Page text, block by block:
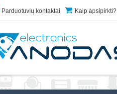
Parduotuvių kontaktai Kaip apsipirkti?